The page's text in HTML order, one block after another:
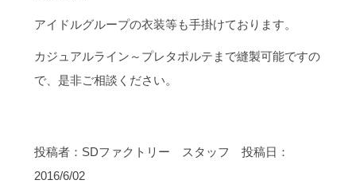
アイドルグループの衣装等も手掛けております。
カジュアルライン～プレタポルテまで縫製可能ですの
で、是非ご相談ください。
投稿者：SDファクトリー スタッフ 投稿日：
2016/6/02